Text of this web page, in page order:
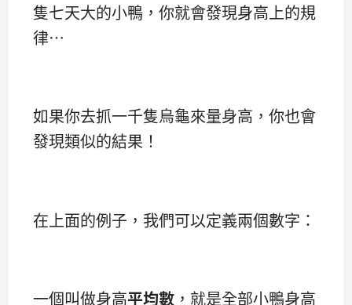
隻七天大的小鴨，你就會發現身高上的規
律…
如果你去抓一千隻烏龜來量身高，你也會
發現類似的結果！
在上面的例子，我們可以定義兩個數字：
一個叫做身高平均數 ，就是全部小鴨身高